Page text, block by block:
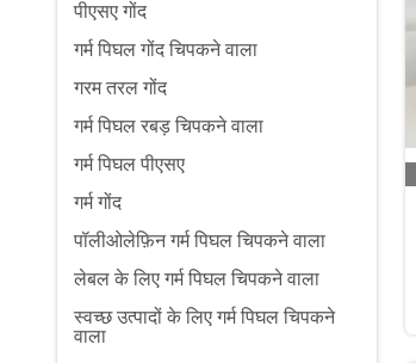
पीएसए गोंद
गर्म पिघल गोंद चिपकने वाला
गरम तरल गोंद
गर्म पिघल रबड़ चिपकने वाला
गर्म पिघल पीएसए
गर्म गोंद
पॉलीओलेफ़िन गर्म पिघल चिपकने वाला
लेबल के लिए गर्म पिघल चिपकने वाला
स्वच्छ उत्पादों के लिए गर्म पिघल चिपकने
वाला